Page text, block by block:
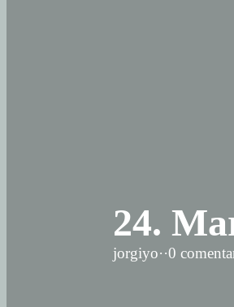
24.
jorgiyo··0